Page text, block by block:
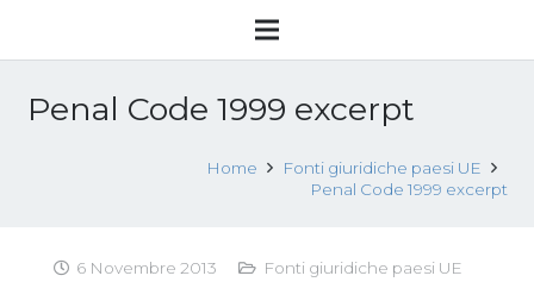
Penal Code 1999 excerpt
Home
Fonti giuridiche paesi UE
Penal Code 1999 excerpt
6 Novembre 2013 Fonti giuridiche paesi UE